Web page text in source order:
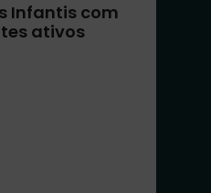
Infantis com
ativos